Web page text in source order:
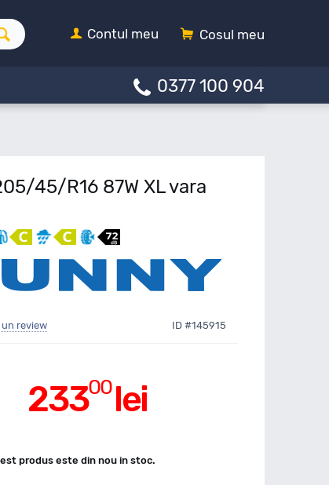
Cosul meu
Contul meu
0377 100 904
45/R16 87W XL vara
review ID #145915
23300lei
produs este din nou in stoc.